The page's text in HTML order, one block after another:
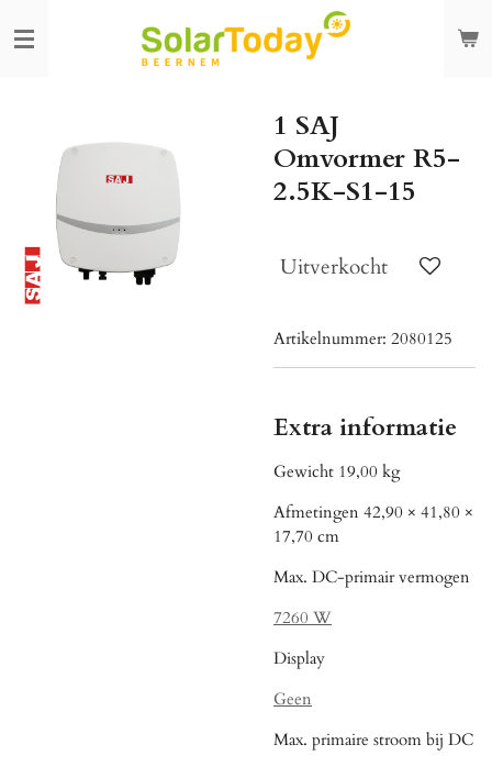
direct
1 SAJ
Omvormer R5-
2.5K-S1-15
Uitverkocht
Artikelnummer: 2080125
Extra informatie
Gewicht 19,00 kg
Afmetingen 42,90 × 41,80 ×
17,70 cm
Max. DC-primair vermogen
7260 W
Display
Geen
Max. primaire stroom bij DC